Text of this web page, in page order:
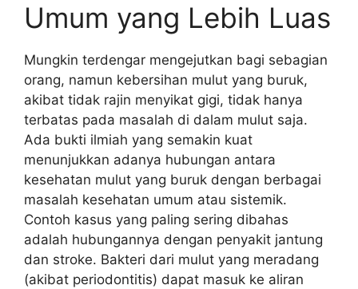
Umum yang Lebih Luas
Mungkin terdengar mengejutkan bagi sebagian
orang, namun kebersihan mulut yang buruk,
akibat tidak rajin menyikat gigi, tidak hanya
terbatas pada masalah di dalam mulut saja.
Ada bukti ilmiah yang semakin kuat
menunjukkan adanya hubungan antara
kesehatan mulut yang buruk dengan berbagai
masalah kesehatan umum atau sistemik.
Contoh kasus yang paling sering dibahas
adalah hubungannya dengan penyakit jantung
dan stroke. Bakteri dari mulut yang meradang
(akibat periodontitis) dapat masuk ke aliran